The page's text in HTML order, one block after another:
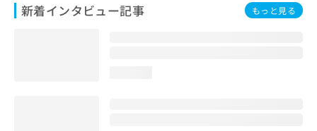
新着インタビュー記事 もっと見る